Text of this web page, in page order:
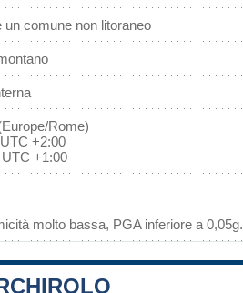
un comune non litoraneo
Rome)
+2:00
+1:00
molto bassa, PGA inferiore a 0,05g.